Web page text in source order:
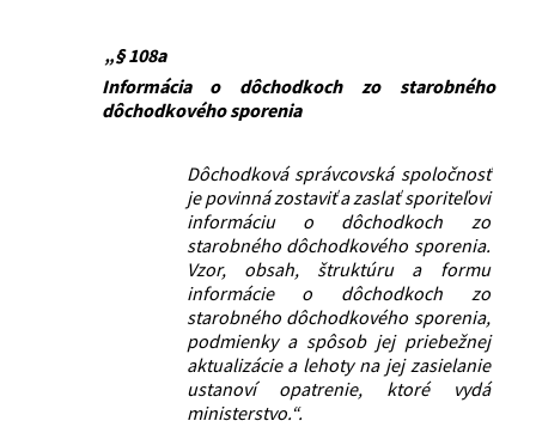
„§ 108a
Informácia o dôchodkoch zo starobného
dôchodkového sporenia
Dôchodková správcovská spoločnosť
je povinná zostaviť a zaslať sporiteľovi
informáciu o dôchodkoch zo
starobného dôchodkového sporenia.
Vzor, obsah, štruktúru a formu
informácie o dôchodkoch zo
starobného dôchodkového sporenia,
podmienky a spôsob jej priebežnej
aktualizácie a lehoty na jej zasielanie
ustanoví opatrenie, ktoré vydá
ministerstvo.“.